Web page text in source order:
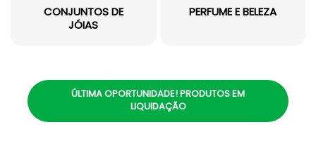
CONJUNTOS DE
JÓIAS
PERFUME E BELEZA
ÚLTIMA OPORTUNIDADE! PRODUTOS EM
LIQUIDAÇÃO